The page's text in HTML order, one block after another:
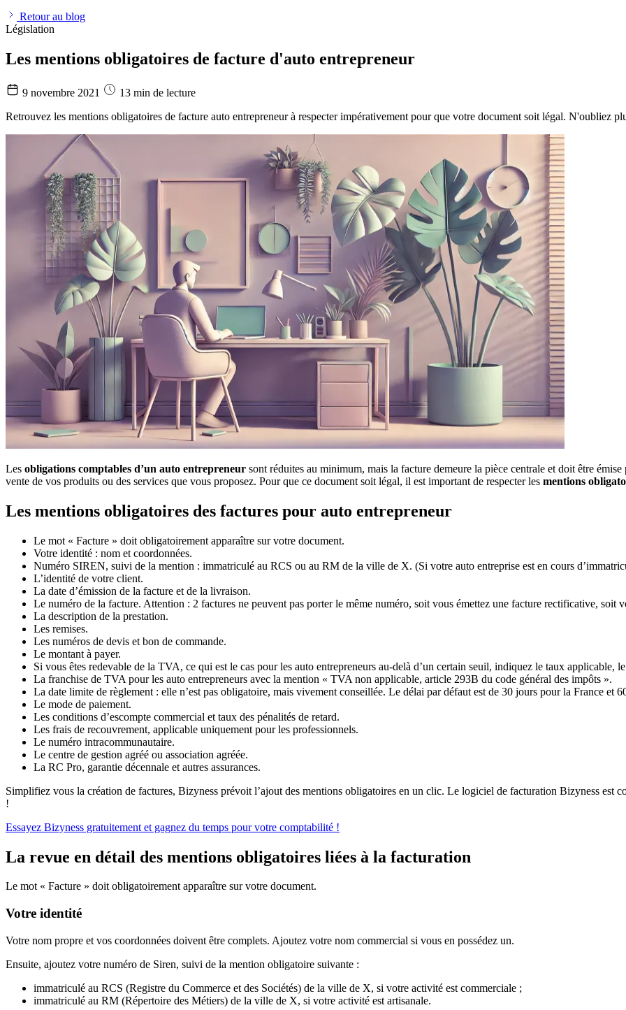
Retour au blog
Législation
Les mentions obligatoires de facture d'auto entrepreneur
9 novembre 2021
13 min de lecture
Retrouvez les mentions obligatoires de facture auto entrepreneur à respecter impérativement pour que votre document soit légal. N'oubliez
Les obligations comptables d’un auto entrepreneur sont réduites au minimum, mais la facture demeure la pièce centrale et doit être
vente de vos produits ou des services que vous proposez. Pour que ce document soit légal, il est important de respecter les mentions
Les mentions obligatoires des factures pour auto entrepreneur
Le mot « Facture » doit obligatoirement apparaître sur votre document.
Votre identité : nom et coordonnées.
Numéro SIREN, suivi de la mention : immatriculé au RCS ou au RM de la ville de X. (Si votre auto entreprise est en cours
L’identité de votre client.
La date d’émission de la facture et de la livraison.
Le numéro de la facture. Attention : 2 factures ne peuvent pas porter le même numéro, soit vous émettez une facture rectificative, soit
La description de la prestation.
Les remises.
Les numéros de devis et bon de commande.
Le montant à payer.
Si vous êtes redevable de la TVA, ce qui est le cas pour les auto entrepreneurs au-delà d’un certain seuil, indiquez le taux applicable,
La franchise de TVA pour les auto entrepreneurs avec la mention « TVA non applicable, article 293B du code général des impôts ».
La date limite de règlement : elle n’est pas obligatoire, mais vivement conseillée. Le délai par défaut est de 30 jours pour la France et
Le mode de paiement.
Les conditions d’escompte commercial et taux des pénalités de retard.
Les frais de recouvrement, applicable uniquement pour les professionnels.
Le numéro intracommunautaire.
Le centre de gestion agréé ou association agréée.
La RC Pro, garantie décennale et autres assurances.
Simplifiez vous la création de factures, Bizyness prévoit l’ajout des mentions obligatoires en un clic. Le logiciel de facturation Bizyness est
!
Essayez Bizyness gratuitement et gagnez du temps pour votre comptabilité !
La revue en détail des mentions obligatoires liées à la facturation
Le mot « Facture » doit obligatoirement apparaître sur votre document.
Votre identité
Votre nom propre et vos coordonnées doivent être complets. Ajoutez votre nom commercial si vous en possédez un.
Ensuite, ajoutez votre numéro de Siren, suivi de la mention obligatoire suivante :
immatriculé au RCS (Registre du Commerce et des Sociétés) de la ville de X, si votre activité est commerciale ;
immatriculé au RM (Répertoire des Métiers) de la ville de X, si votre activité est artisanale.